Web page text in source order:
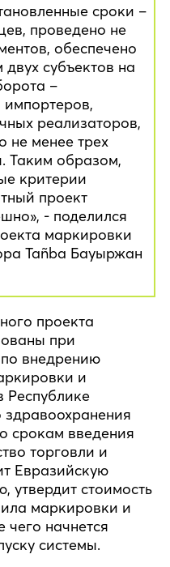
сроки –
проведено не
обеспечено
субъектов на
–
импортеров,
реализаторов,
не менее трех
Таким образом,
критерии
проект
- поделился
маркировки
Tañba Бауыржан
проекта
при
внедрению
и
Республике
здравоохранения
срокам введения
торговли и
Евразийскую
утвердит стоимость
маркировки и
чего начнется
системы.